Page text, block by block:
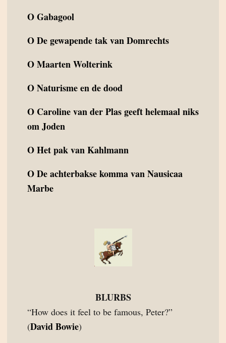
OGabagool
ODe gewapende tak van Domrechts
OMaarten Wolterink
ONaturisme en de dood
O Caroline van der Plas geeft helemaal niks
om Joden
OHet pak van Kahlmann
ODe achterbakse komma van Nausicaa
Marbe
BLURBS
“How does it feel to be famous, Peter?”
(David Bowie)